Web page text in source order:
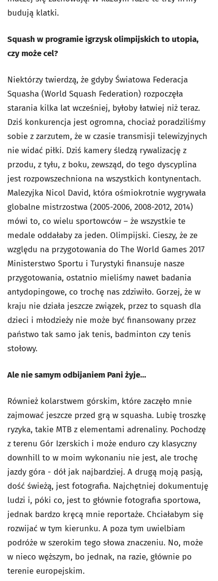
budują klatki.
Squash w programie igrzysk olimpijskich to utopia,
czy może cel?
Niektórzy twierdzą, że gdyby Światowa Federacja
Squasha (World Squash Federation) rozpoczęła
starania kilka lat wcześniej, byłoby łatwiej niż teraz.
Dziś konkurencja jest ogromna, chociaż poradziliśmy
sobie z zarzutem, że w czasie transmisji telewizyjnych
nie widać piłki. Dziś kamery śledzą rywalizację z
przodu, z tyłu, z boku, zewsząd, do tego dyscyplina
jest rozpowszechniona na wszystkich kontynentach.
Malezyjka Nicol David, która ośmiokrotnie wygrywała
globalne mistrzostwa (2005-2006, 2008-2012, 2014)
mówi to, co wielu sportowców – że wszystkie te
medale oddałaby za jeden. Olimpijski. Cieszy, że ze
względu na przygotowania do The World Games 2017
Ministerstwo Sportu i Turystyki finansuje nasze
przygotowania, ostatnio mieliśmy nawet badania
antydopingowe, co trochę nas zdziwiło. Gorzej, że w
kraju nie działa jeszcze związek, przez to squash dla
dzieci i młodzieży nie może być finansowany przez
państwo tak samo jak tenis, badminton czy tenis
stołowy.
Ale nie samym odbijaniem Pani żyje…
Również kolarstwem górskim, które zaczęło mnie
zajmować jeszcze przed grą w squasha. Lubię troszkę
ryzyka, takie MTB z elementami adrenaliny. Pochodzę
z terenu Gór Izerskich i może enduro czy klasyczny
downhill to w moim wykonaniu nie jest, ale trochę
jazdy góra - dół jak najbardziej. A drugą moją pasją,
dość świeżą, jest fotografia. Najchętniej dokumentuję
ludzi i, póki co, jest to głównie fotografia sportowa,
jednak bardzo kręcą mnie reportaże. Chciałabym się
rozwijać w tym kierunku. A poza tym uwielbiam
podróże w szerokim tego słowa znaczeniu. No, może
w nieco węższym, bo jednak, na razie, głównie po
terenie europejskim.